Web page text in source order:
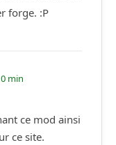
forge. :P
min
ce mod ainsi
ce site.